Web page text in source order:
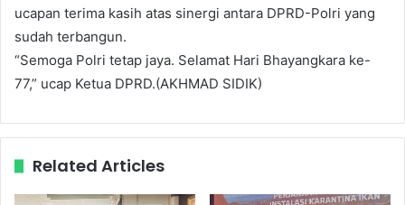
ucapan terima kasih atas sinergi antara DPRD-Polri yang
sudah terbangun.
“Semoga Polri tetap jaya. Selamat Hari Bhayangkara ke-
77,” ucap Ketua DPRD.(AKHMAD SIDIK)
Related Articles